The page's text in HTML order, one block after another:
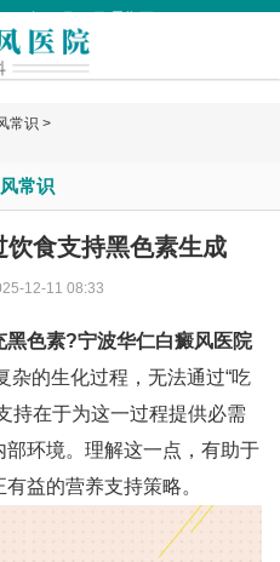
常识 >
常识
食支持黑色素生成
12-11 08:33
黑色素?宁波华仁白癜风医院
杂的生化过程，无法通过“吃
持在于为这一过程提供必需
环境。理解这一点，有助于
益的营养支持策略。